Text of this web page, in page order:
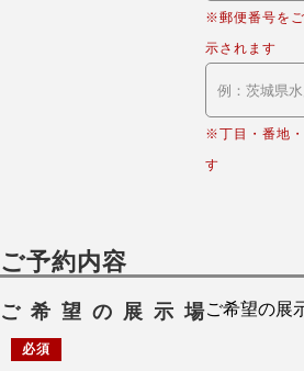
※郵便番号を
示されます
※丁目・番地
す
ご予約内容
ご希望の展示場
必須